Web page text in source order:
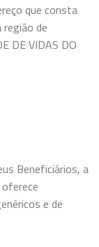
que consta
região de
DE VIDAS DO
Beneficiários, a
e de